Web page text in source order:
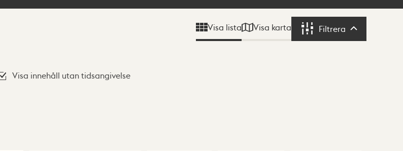
Visa lista Visa karta Filtrera Filtrera
Visa innehåll utan tidsangivelse